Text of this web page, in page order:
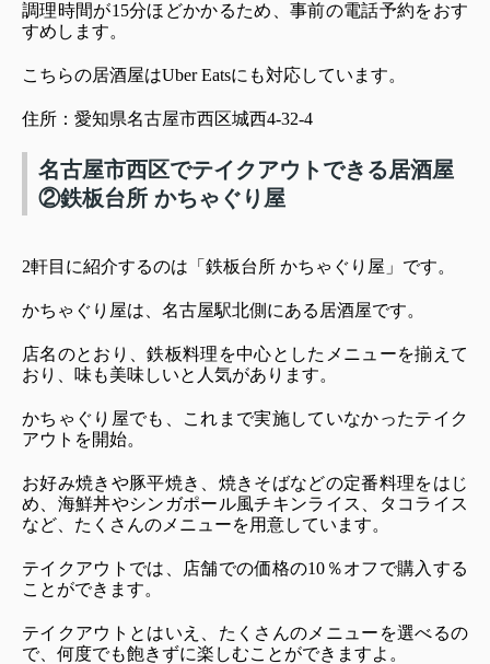
調理時間が15分ほどかかるため、事前の電話予約をおす
すめします。
こちらの居酒屋はUber Eatsにも対応しています。
住所：愛知県名古屋市西区城西4-32-4
名古屋市西区でテイクアウトできる居酒屋
②鉄板台所 かちゃぐり屋
2軒目に紹介するのは「鉄板台所 かちゃぐり屋」です。
かちゃぐり屋は、名古屋駅北側にある居酒屋です。
店名のとおり、鉄板料理を中心としたメニューを揃えて
おり、味も美味しいと人気があります。
かちゃぐり屋でも、これまで実施していなかったテイク
アウトを開始。
お好み焼きや豚平焼き、焼きそばなどの定番料理をはじ
め、海鮮丼やシンガポール風チキンライス、タコライス
など、たくさんのメニューを用意しています。
テイクアウトでは、店舗での価格の10％オフで購入する
ことができます。
テイクアウトとはいえ、たくさんのメニューを選べるの
で、何度でも飽きずに楽しむことができますよ。